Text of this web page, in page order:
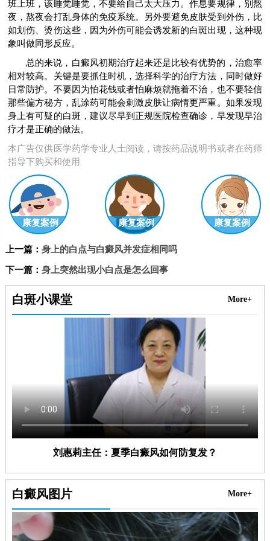
班上班，该睡觉睡觉，不要给自己太大压力。作息要规律，别熬
夜，熬夜会打乱身体的免疫系统。另外要避免皮肤受到外伤，比
如划伤、烫伤这些，因为外伤可能会诱发新的白斑出现，这种现
象叫做同形反应。
总的来说，白癜风初期治疗起来还是比较有优势的，治愈率
相对较高。关键是要抓住时机，选择科学的治疗方法，同时做好
日常防护。不要因为怕花钱或者怕麻烦就拖着不治，也不要轻信
那些偏方秘方，乱涂药可能会刺激皮肤让病情更严重。如果发现
身上有可疑的白斑，建议尽早到正规医院检查确诊，早发现早治
疗才是正确的做法。
本广告仅供医学药学专业人士阅读，请按药品说明书或者在药师
指导下购买和使用
康复案例 康复案例 康复案例
上一篇： 身上的白点与白癜风并发症相同吗
下一篇： 身上突然出现小白点是怎么回事
白斑小课堂 More+
刘惠莉主任：夏季白癜风如何防复发？
白癜风图片 More+